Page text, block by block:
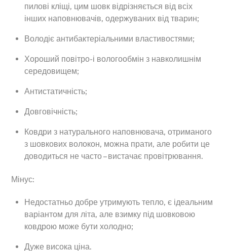
пилові кліщі, цим шовк відрізняється від всіх
інших наповнювачів, одержуваних від тварин;
Володіє антибактеріальними властивостями;
Хороший повітро-і вологообмін з навколишнім
середовищем;
Антистатичність;
Довговічність;
Ковдри з натурального наповнювача, отриманого
з шовкових волокон, можна прати, але робити це
доводиться не часто – вистачає провітрювання.
Мінус:
Недостатньо добре утримують тепло, є ідеальним
варіантом для літа, але взимку під шовковою
ковдрою може бути холодно;
Дуже висока ціна.